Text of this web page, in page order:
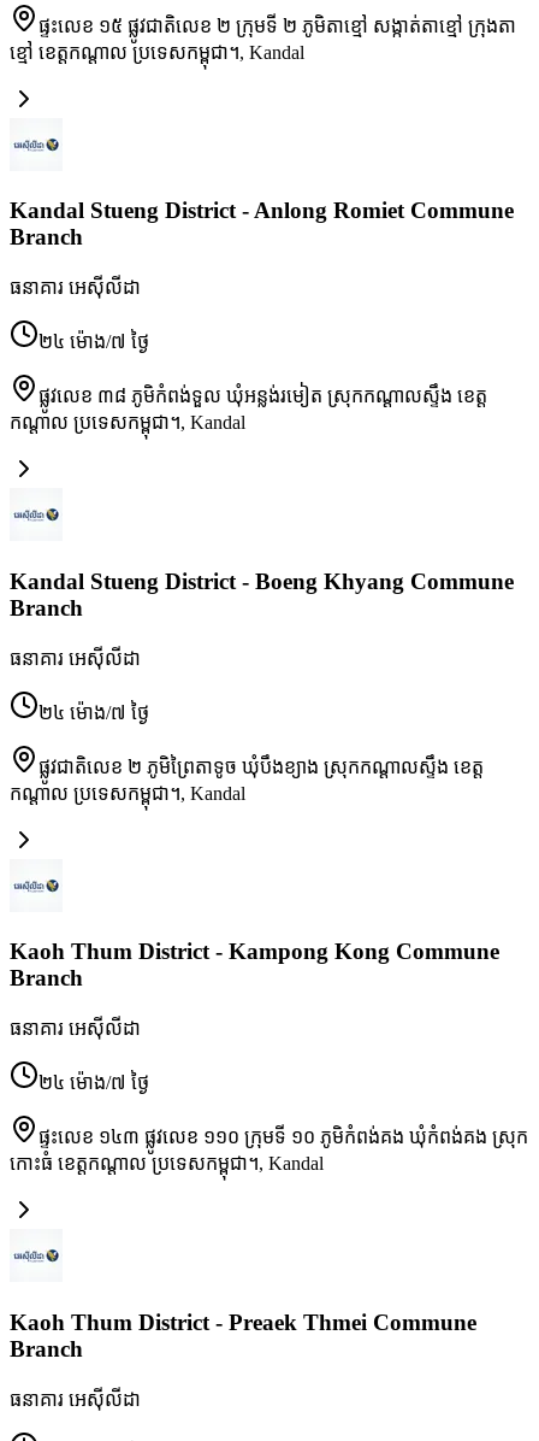
ផ្ទះលេខ ១៥ ផ្លូវជាតិលេខ ២ ក្រុមទី ២ ភូមិតាខ្មៅ សង្កាត់តាខ្មៅ ក្រុងតា
ខ្មៅ ខេត្តកណ្ដាល ប្រទេសកម្ពុជា។, Kandal
Kandal Stueng District - Anlong Romiet Commune
Branch
ធនាគារ អេស៊ីលីដា
២៤ ម៉ោង/៧ ថ្ងៃ
ផ្លូវលេខ ៣៨ ភូមិកំពង់ទួល ឃុំអន្លង់រមៀត ស្រុកកណ្ដាលស្ទឹង ខេត្ត
កណ្ដាល ប្រទេសកម្ពុជា។, Kandal
Kandal Stueng District - Boeng Khyang Commune
Branch
ធនាគារ អេស៊ីលីដា
២៤ ម៉ោង/៧ ថ្ងៃ
ផ្លូវជាតិលេខ ២ ភូមិព្រៃតាទូច ឃុំបឹងខ្យាង ស្រុកកណ្ដាលស្ទឹង ខេត្ត
កណ្ដាល ប្រទេសកម្ពុជា។, Kandal
Kaoh Thum District - Kampong Kong Commune
Branch
ធនាគារ អេស៊ីលីដា
២៤ ម៉ោង/៧ ថ្ងៃ
ផ្ទះលេខ ១៤៣ ផ្លូវលេខ ១១០ ក្រុមទី ១០ ភូមិកំពង់គង ឃុំកំពង់គង ស្រុក
កោះធំ ខេត្តកណ្ដាល ប្រទេសកម្ពុជា។, Kandal
Kaoh Thum District - Preaek Thmei Commune
Branch
ធនាគារ អេស៊ីលីដា